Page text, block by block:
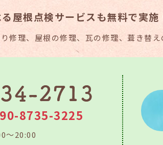
屋根点検サービスも無料で実施
修理、屋根の修理、瓦の修理、葺き替え
8735-3225
～20:00